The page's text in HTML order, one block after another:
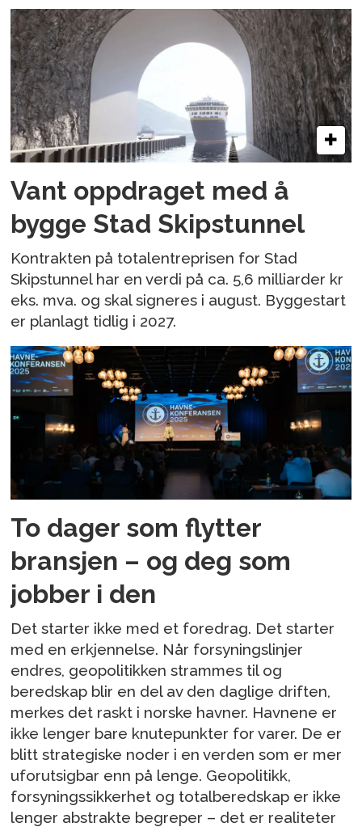
Vant oppdraget med å
bygge Stad Skipstunnel
Kontrakten på totalentreprisen for Stad
Skipstunnel har en verdi på ca. 5,6 milliarder kr
eks. mva. og skal signeres i august. Byggestart
er planlagt tidlig i 2027.
To dager som flytter
bransjen – og deg som
jobber i den
Det starter ikke med et foredrag. Det starter
med en erkjennelse. Når forsyningslinjer
endres, geopolitikken strammes til og
beredskap blir en del av den daglige driften,
merkes det raskt i norske havner. Havnene er
ikke lenger bare knutepunkter for varer. De er
blitt strategiske noder i en verden som er mer
uforutsigbar enn på lenge. Geopolitikk,
forsyningssikkerhet og totalberedskap er ikke
lenger abstrakte begreper – det er realiteter